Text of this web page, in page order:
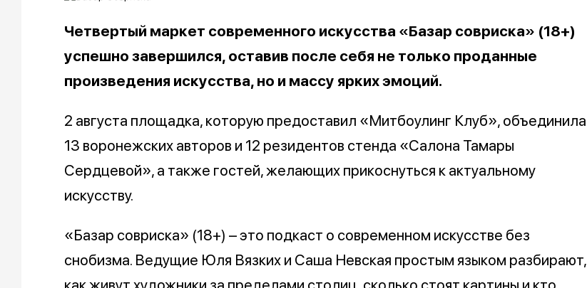
Четвертый маркет современного искусства «Базар совриска» (18+)
успешно завершился, оставив после себя не только проданные
произведения искусства, но и массу ярких эмоций.
2 августа площадка, которую предоставил «Митбоулинг Клуб», объединила
13 воронежских авторов и 12 резидентов стенда «Салона Тамары
Сердцевой», а также гостей, желающих прикоснуться к актуальному
искусству.
«Базар совриска» (18+) – это подкаст о современном искусстве без
снобизма. Ведущие Юля Вязких и Саша Невская простым языком разбирают,